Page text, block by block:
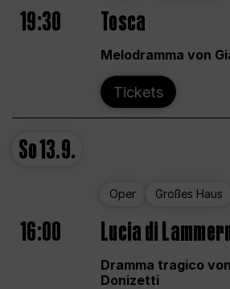
19:30 Tosca
Melodramma von
Tickets
So13.9.
Oper Großes Haus
16:00 Lucia di
Dramma tragico
Donizetti